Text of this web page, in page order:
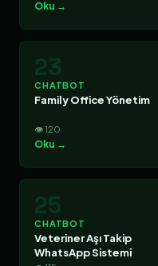
Oku →
23
CHATBOT
Family Office Yönetim
👁 120
Oku →
25
CHATBOT
Veteriner Aşı Takip
WhatsApp Sistemi